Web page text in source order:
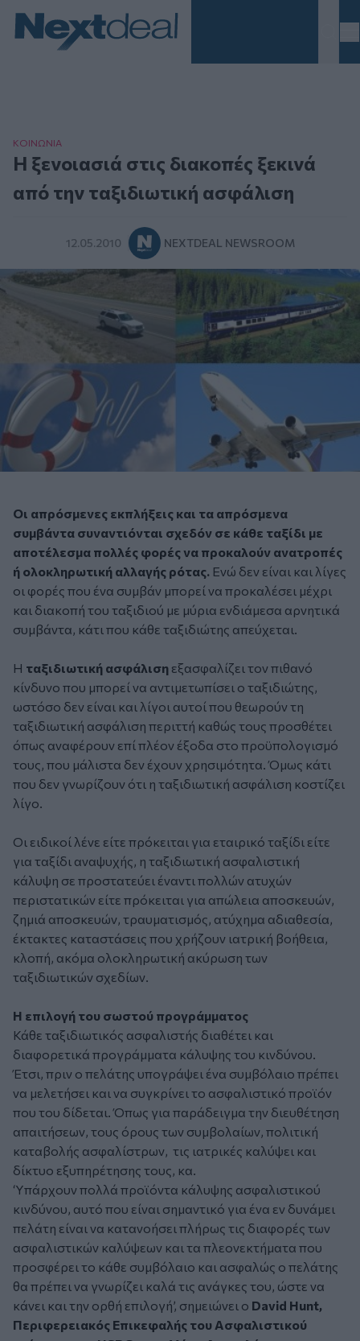
ΚΟΙΝΩΝΙΑ
Η ξενοιασιά στις διακοπές ξεκινά
από την ταξιδιωτική ασφάλιση
12.05.2010 NEXTDEAL NEWSROOM
Οι απρόσμενες εκπλήξεις και τα απρόσμενα
συμβάντα συναντιόνται σχεδόν σε κάθε ταξίδι με
αποτέλεσμα πολλές φορές να προκαλούν ανατροπές
ή ολοκληρωτική αλλαγής ρότας. Ενώ δεν είναι και λίγες
οι φορές που ένα συμβάν μπορεί να προκαλέσει μέχρι
και διακοπή του ταξιδιού με μύρια ενδιάμεσα αρνητικά
συμβάντα, κάτι που κάθε ταξιδιώτης απεύχεται.
Η ταξιδιωτική ασφάλιση εξασφαλίζει τον πιθανό
κίνδυνο που μπορεί να αντιμετωπίσει ο ταξιδιώτης,
ωστόσο δεν είναι και λίγοι αυτοί που θεωρούν τη
ταξιδιωτική ασφάλιση περιττή καθώς τους προσθέτει
όπως αναφέρουν επί πλέον έξοδα στο προϋπολογισμό
τους, που μάλιστα δεν έχουν χρησιμότητα. Όμως κάτι
που δεν γνωρίζουν ότι η ταξιδιωτική ασφάλιση κοστίζει
λίγο.
Οι ειδικοί λένε είτε πρόκειται για εταιρικό ταξίδι είτε
για ταξίδι αναψυχής, η ταξιδιωτική ασφαλιστική
κάλυψη σε προστατεύει έναντι πολλών ατυχών
περιστατικών είτε πρόκειται για απώλεια αποσκευών,
ζημιά αποσκευών, τραυματισμός, ατύχημα αδιαθεσία,
έκτακτες καταστάσεις που χρήζουν ιατρική βοήθεια,
κλοπή, ακόμα ολοκληρωτική ακύρωση των
ταξιδιωτικών σχεδίων.
Η επιλογή του σωστού προγράμματος
Κάθε ταξιδιωτικός ασφαλιστής διαθέτει και
διαφορετικά προγράμματα κάλυψης του κινδύνου.
Έτσι, πριν ο πελάτης υπογράψει ένα συμβόλαιο πρέπει
να μελετήσει και να συγκρίνει το ασφαλιστικό προϊόν
που του δίδεται. Όπως για παράδειγμα την διευθέτηση
απαιτήσεων, τους όρους των συμβολαίων, πολιτική
καταβολής ασφαλίστρων, τις ιατρικές καλύψει και
δίκτυο εξυπηρέτησης τους, κα.
‘Υπάρχουν πολλά προϊόντα κάλυψης ασφαλιστικού
κινδύνου, αυτό που είναι σημαντικό για ένα εν δυνάμει
πελάτη είναι να κατανοήσει πλήρως τις διαφορές των
ασφαλιστικών καλύψεων και τα πλεονεκτήματα που
προσφέρει το κάθε συμβόλαιο και ασφαλώς ο πελάτης
θα πρέπει να γνωρίζει καλά τις ανάγκες του, ώστε να
κάνει και την ορθή επιλογή’, σημειώνει ο David Hunt,
Περιφερειακός Επικεφαλής του Ασφαλιστικού